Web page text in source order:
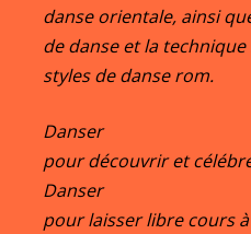
danse orientale, ainsi
de danse et la
styles de danse rom.
Danser
pour découvrir et
Danser
pour laisser libre cours